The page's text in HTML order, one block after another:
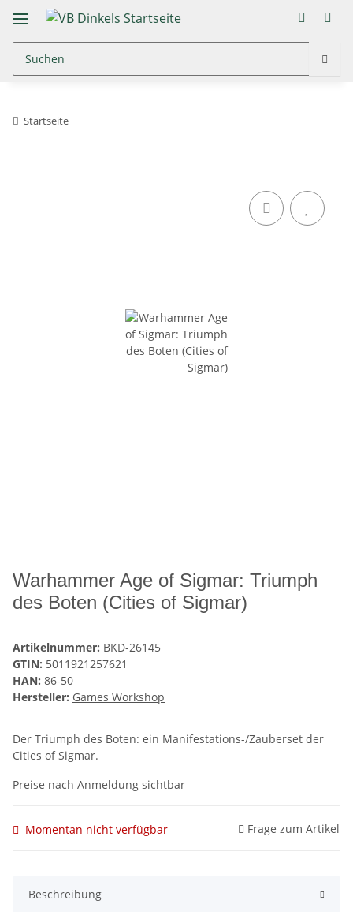
Startseite
Warhammer Age of Sigmar: Triumph
des Boten (Cities of Sigmar)
Artikelnummer: BKD-26145
GTIN: 5011921257621
HAN: 86-50
Hersteller: Games Workshop
Der Triumph des Boten: ein Manifestations-/Zauberset der
Cities of Sigmar.
Preise nach Anmeldung sichtbar
Momentan nicht verfügbar Frage zum Artikel
Beschreibung